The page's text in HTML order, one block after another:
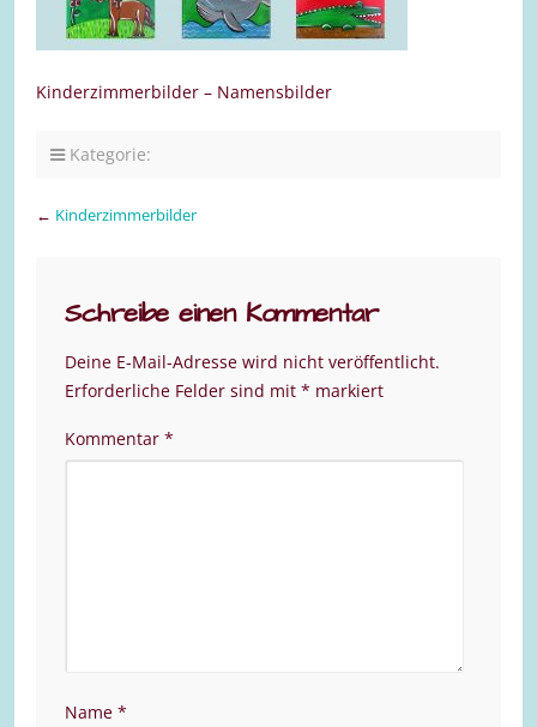
Kinderzimmerbilder – Namensbilder
Kategorie:
← Kinderzimmerbilder
Schreibe einen Kommentar
Deine E-Mail-Adresse wird nicht veröffentlicht.
Erforderliche Felder sind mit * markiert
Kommentar *
Name *